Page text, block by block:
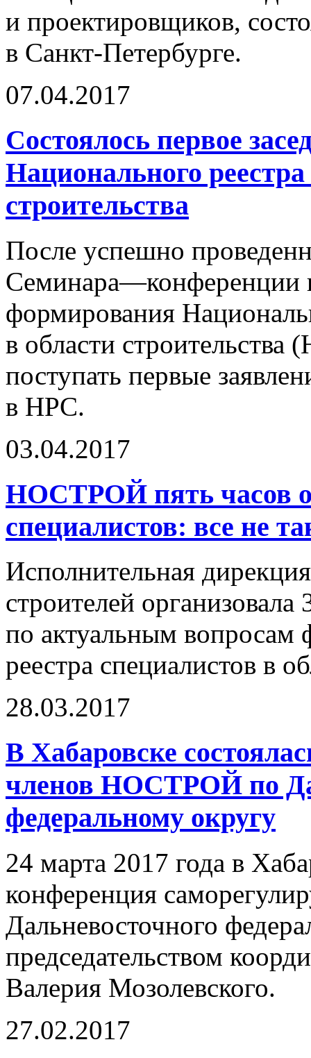
и проектировщиков,
в Санкт-Петербурге.
07.04.2017
Состоялось первое
Национального
строительства
После успешно
Семинара—конференции
формирования
в области
поступать первые
в НРС.
03.04.2017
НОСТРОЙ пять часов
специалистов: все не
Исполнительная
строителей
по актуальным вопросам
реестра специалистов в
28.03.2017
В Хабаровске
членов НОСТРОЙ по
федеральному округу
24 марта 2017 года в
конференция
Дальневосточного
председательством
Валерия Мозолевского.
27.02.2017